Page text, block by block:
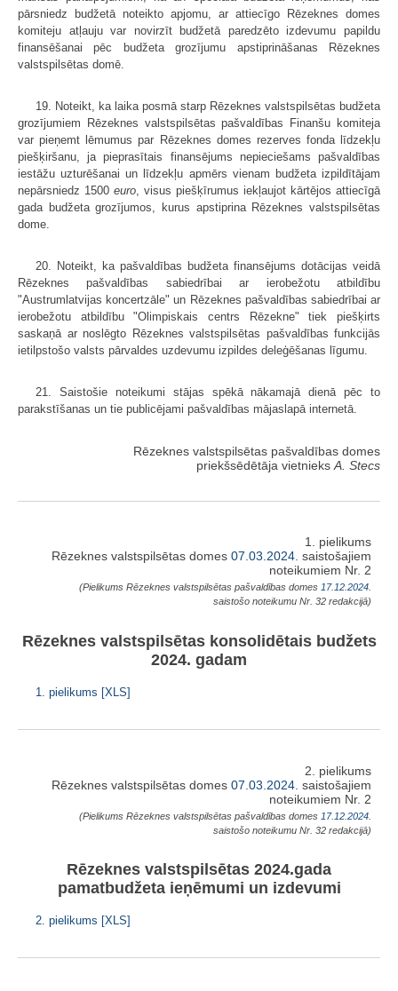
pārsniedz budžetā noteikto apjomu, ar attiecīgo Rēzeknes domes
komiteju atļauju var novirzīt budžetā paredzēto izdevumu papildu
finansēšanai pēc budžeta grozījumu apstiprināšanas Rēzeknes
valstspilsētas domē.
19. Noteikt, ka laika posmā starp Rēzeknes valstspilsētas budžeta
grozījumiem Rēzeknes valstspilsētas pašvaldības Finanšu komiteja
var pieņemt lēmumus par Rēzeknes domes rezerves fonda līdzekļu
piešķiršanu, ja pieprasītais finansējums nepieciešams pašvaldības
iestāžu uzturēšanai un līdzekļu apmērs vienam budžeta izpildītājam
nepārsniedz 1500 euro , visus piešķīrumus iekļaujot kārtējos attiecīgā
gada budžeta grozījumos, kurus apstiprina Rēzeknes valstspilsētas
dome.
20. Noteikt, ka pašvaldības budžeta finansējums dotācijas veidā
Rēzeknes pašvaldības sabiedrībai ar ierobežotu atbildību
"Austrumlatvijas koncertzāle" un Rēzeknes pašvaldības sabiedrībai ar
ierobežotu atbildību "Olimpiskais centrs Rēzekne" tiek piešķirts
saskaņā ar noslēgto Rēzeknes valstspilsētas pašvaldības funkcijās
ietilpstošo valsts pārvaldes uzdevumu izpildes deleģēšanas līgumu.
21. Saistošie noteikumi stājas spēkā nākamajā dienā pēc to
parakstīšanas un tie publicējami pašvaldības mājaslapā internetā.
Rēzeknes valstspilsētas pašvaldības domes
priekšsēdētāja vietnieks A. Stecs
1. pielikums
Rēzeknes valstspilsētas domes 07.03.2024. saistošajiem
noteikumiem Nr. 2
(Pielikums Rēzeknes valstspilsētas pašvaldības domes 17.12.2024.
saistošo noteikumu Nr. 32 redakcijā)
Rēzeknes valstspilsētas konsolidētais budžets
2024. gadam
1. pielikums [XLS]
2. pielikums
Rēzeknes valstspilsētas domes 07.03.2024. saistošajiem
noteikumiem Nr. 2
(Pielikums Rēzeknes valstspilsētas pašvaldības domes 17.12.2024.
saistošo noteikumu Nr. 32 redakcijā)
Rēzeknes valstspilsētas 2024.gada
pamatbudžeta ieņēmumi un izdevumi
2. pielikums [XLS]